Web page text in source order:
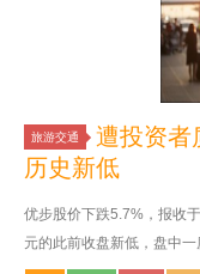
旅游交通
遭投资者
历史新低
优步股价下跌5.7%，报收
元的此前收盘新低，盘中